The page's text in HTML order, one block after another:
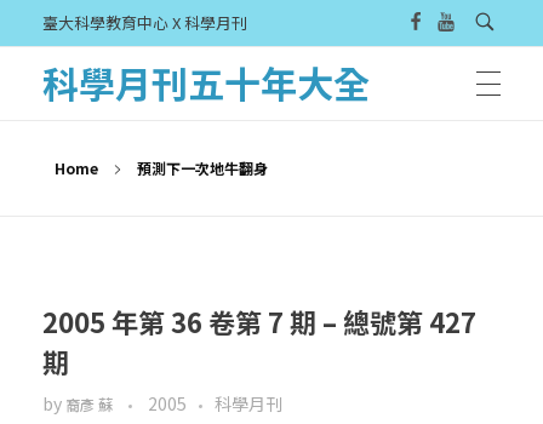
臺大科學教育中心 X 科學月刊
科學月刊五十年大全
Home 預測下一次地牛翻身
2005 年第 36 卷第 7 期 – 總號第 427
期
by 裔彥 蘇 2005 科學月刊